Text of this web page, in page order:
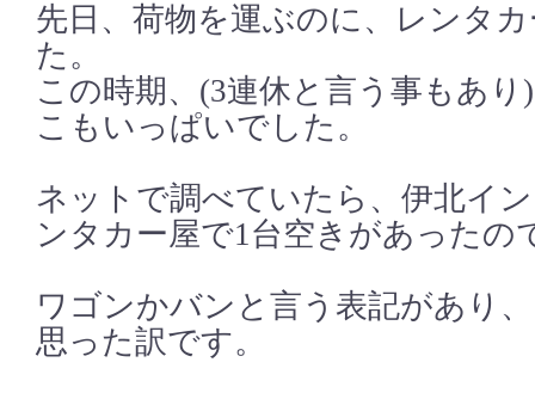
先日、荷物を運ぶのに、レンタ
た。
この時期、(3連休と言う事もあ
こもいっぱいでした。
ネットで調べていたら、伊北イ
ンタカー屋で1台空きがあったの
ワゴンかバンと言う表記があり
思った訳です。